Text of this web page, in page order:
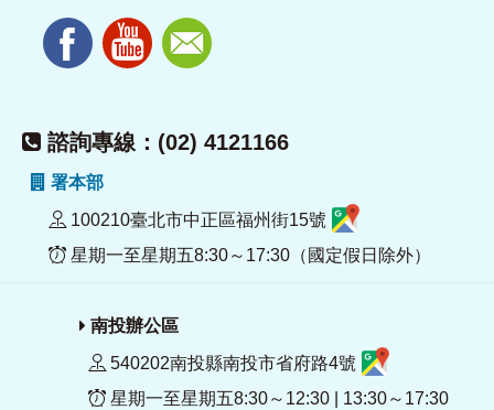
諮詢專線：(02) 4121166
署本部
100210臺北市中正區福州街15號
星期一至星期五8:30～17:30（國定假日除外）
南投辦公區
540202南投縣南投市省府路4號
星期一至星期五8:30～12:30 | 13:30～17:30